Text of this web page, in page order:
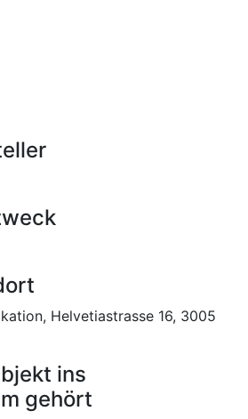
Helvetiastrasse 16, 3005
ins
gehört